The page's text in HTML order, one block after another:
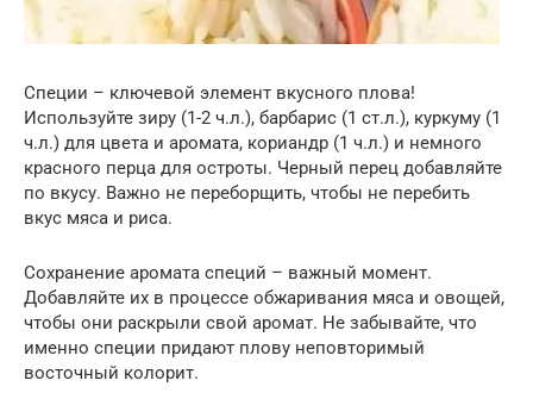
Специи – ключевой элемент вкусного плова!
Используйте зиру (1-2 ч.л.), барбарис (1 ст.л.), куркуму (1
ч.л.) для цвета и аромата, кориандр (1 ч.л.) и немного
красного перца для остроты. Черный перец добавляйте
по вкусу. Важно не переборщить, чтобы не перебить
вкус мяса и риса.
Сохранение аромата специй – важный момент.
Добавляйте их в процессе обжаривания мяса и овощей,
чтобы они раскрыли свой аромат. Не забывайте, что
именно специи придают плову неповторимый
восточный колорит.